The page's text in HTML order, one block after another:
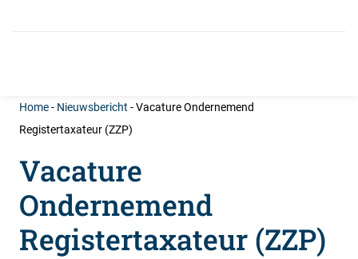
Home- Nieuwsbericht -Vacature Ondernemend
Registertaxateur (ZZP)
Vacature
Ondernemend
Registertaxateur (ZZP)